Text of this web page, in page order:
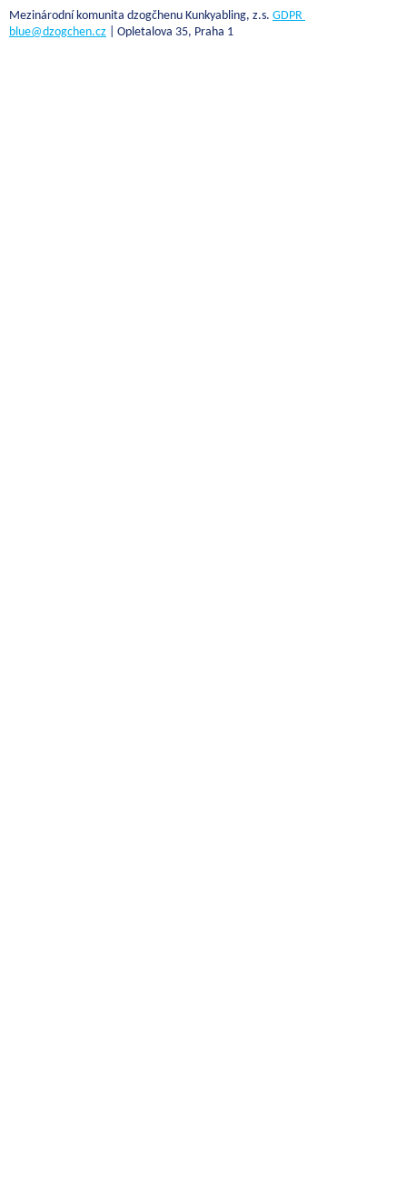
Mezinárodní komunita dzogčhenu Kunkyabling, z.s. GDPR
blue@dzogchen.cz | Opletalova 35, Praha 1